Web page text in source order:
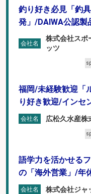
釣り好き必見「釣
発」/DAIWA公認製
会社名
株式会社スポ
ッツ
福岡/未経験歓迎「
り好き歓迎/インセ
会社名 広松久水産株
語学力を活かせる
の「海外営業」/年
会社名 株式会社ジャ